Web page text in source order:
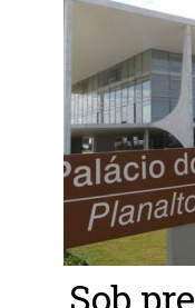
Sob